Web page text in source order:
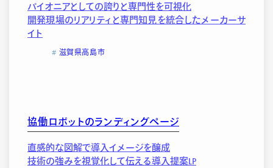
パイオニアとしての誇りと専門性を可視化
開発現場のリアリティと専門知見を統合したメーカーサ
イト
滋賀県高島市
協働ロボットのランディングページ
直感的な図解で導入イメージを醸成
技術の強みを視覚化して伝える導入提案LP